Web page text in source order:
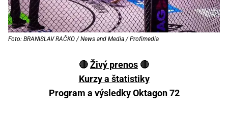
Foto: BRANISLAV RAČKO / News and Media / Profimedia
🔴Živý prenos 🔴
Kurzy a štatistiky
Program a výsledky Oktagon 72